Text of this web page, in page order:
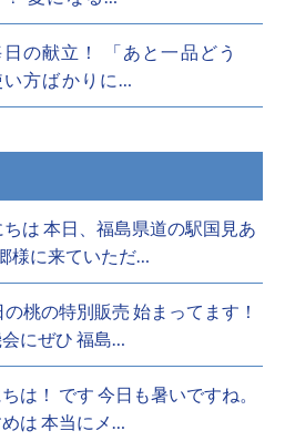
の献立！ 「あと一品どう
方ばかりに…
は 本日、福島県道の駅国見あ
様に来ていただ…
桃の特別販売 始まってます！
にぜひ 福島…
は！ です 今日も暑いですね。
は 本当にメ…